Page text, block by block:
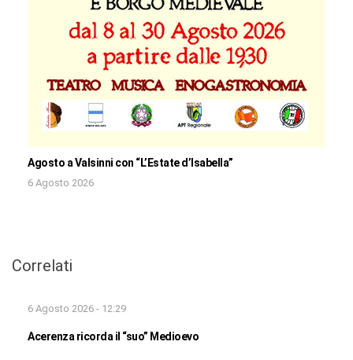
Agosto a Valsinni con “L’Estate d’Isabella”
6 Agosto 2026
Correlati
6 Agosto 2026 - 12:29
Acerenza ricorda il “suo” Medioevo